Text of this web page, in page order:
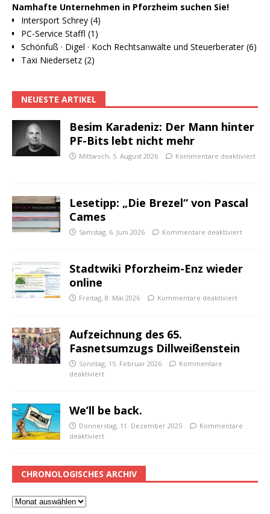
Namhafte Unternehmen in Pforzheim suchen Sie!
Intersport Schrey (4)
PC-Service Staffl (1)
Schönfuß · Digel · Koch Rechtsanwälte und Steuerberater (6)
Taxi Niedersetz (2)
NEUESTE ARTIKEL
Besim Karadeniz: Der Mann hinter
PF-Bits lebt nicht mehr
Mittwoch, 5. August 2026 Kommentare deaktiviert
Lesetipp: „Die Brezel“ von Pascal
Cames
Samstag, 6. Juni 2026 Kommentare deaktiviert
Stadtwiki Pforzheim-Enz wieder
online
Freitag, 8. Mai 2026 Kommentare deaktiviert
Aufzeichnung des 65.
Fasnetsumzugs Dillweißenstein
Sonntag, 15. Februar 2026
Kommentare
deaktiviert
We’ll be back.
Donnerstag, 11. Dezember 2025
Kommentare
deaktiviert
CHRONOLOGISCHES ARCHIV